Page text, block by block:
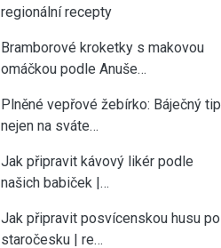
regionální recepty
Bramborové kroketky s makovou
omáčkou podle Anuše…
Plněné vepřové žebírko: Báječný tip
nejen na sváte…
Jak připravit kávový likér podle
našich babiček |…
Jak připravit posvícenskou husu po
staročesku | re…